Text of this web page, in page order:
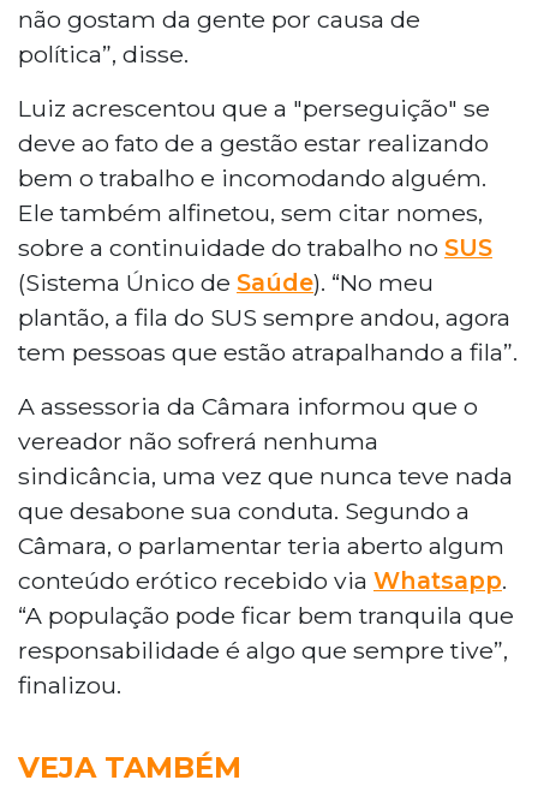
não gostam da gente por causa de
política”, disse.
Luiz acrescentou que a "perseguição" se
deve ao fato de a gestão estar realizando
bem o trabalho e incomodando alguém.
Ele também alfinetou, sem citar nomes,
sobre a continuidade do trabalho no SUS
(Sistema Único de Saúde). “No meu
plantão, a fila do SUS sempre andou, agora
tem pessoas que estão atrapalhando a fila”.
A assessoria da Câmara informou que o
vereador não sofrerá nenhuma
sindicância, uma vez que nunca teve nada
que desabone sua conduta. Segundo a
Câmara, o parlamentar teria aberto algum
conteúdo erótico recebido via Whatsapp.
“A população pode ficar bem tranquila que
responsabilidade é algo que sempre tive”,
finalizou.
VEJA TAMBÉM